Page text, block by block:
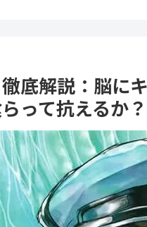
徹底解説：脳に
らって抗えるか？